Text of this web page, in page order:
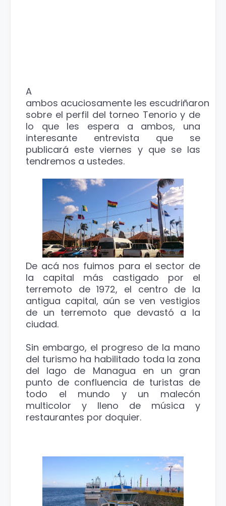
A
ambos acuciosamente les escudriñaron
sobre el perfil del torneo Tenorio y de
lo que les espera a ambos, una
interesante entrevista que se
publicará este viernes y que se las
tendremos a ustedes.
De acá nos fuimos para el sector de
la capital más castigado por el
terremoto de 1972, el centro de la
antigua capital, aún se ven vestigios
de un terremoto que devastó a la
ciudad.
Sin embargo, el progreso de la mano
del turismo ha habilitado toda la zona
del lago de Managua en un gran
punto de confluencia de turistas de
todo el mundo y un malecón
multicolor y lleno de música y
restaurantes por doquier.